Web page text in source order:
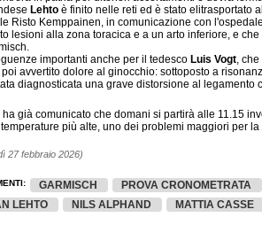
Lehto è finito nelle reti ed è stato elitrasportato
Risto Kemppainen, in comunicazione con
lesioni alla zona toracica e a un arto inferiore, e
importanti anche per il tedesco Luis Vogt,
avvertito dolore al ginocchio: sottoposto a
diagnosticata una grave distorsione al legamento
ha già comunicato che domani si partirà alle 11.15
più alte, uno dei problemi maggiori per
27 febbraio 2026)
GARMISCH PROVA CRONOMETRATA
LEHTO
NILS ALPHAND MATTIA CASSE